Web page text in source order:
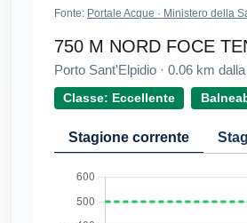
Fonte: Portale Acque · Ministero della
750 M NORD FOCE
Porto Sant'Elpidio · 0.06 km
Classe: Eccellente
Stagione corrente